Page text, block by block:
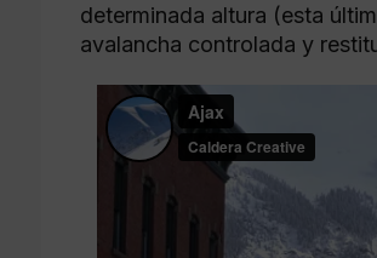
determinada altura (esta
avalancha controlada y